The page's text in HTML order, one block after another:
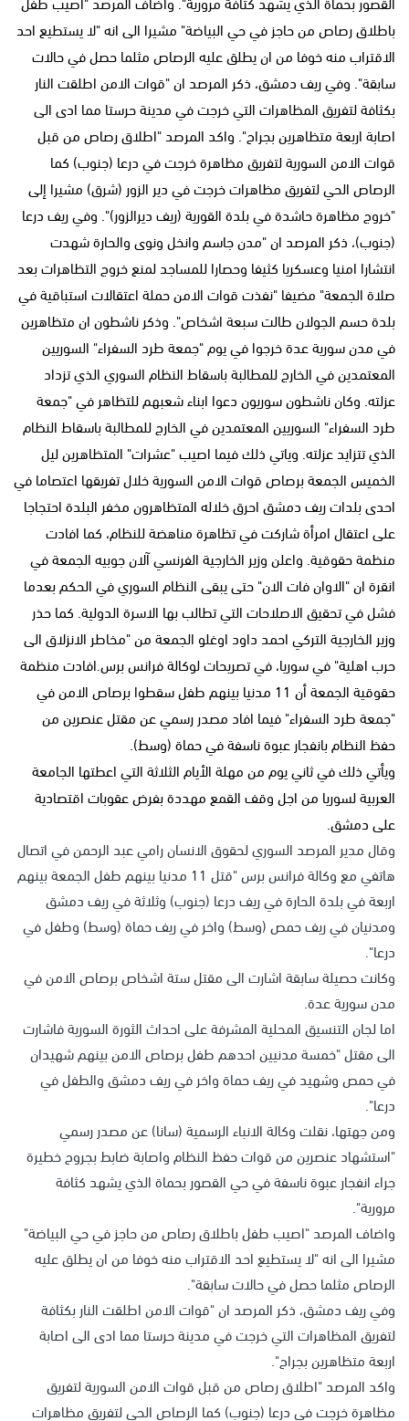
باطلاق رصاص من حاجز في حي البياضة" مشيرا الى انه "لا يستطيع احد
الاقتراب منه خوفا من ان يطلق عليه الرصاص مثلما حصل في حالات
سابقة". وفي ريف دمشق، ذكر المرصد ان "قوات الامن اطلقت النار
بكثافة لتفريق المظاهرات التي خرجت في مدينة حرستا مما ادى الى
اصابة اربعة متظاهرين بجراح". واكد المرصد "اطلاق رصاص من قبل
قوات الامن السورية لتفريق مظاهرة خرجت في درعا (جنوب) كما
الرصاص الحي لتفريق مظاهرات خرجت في دير الزور (شرق) مشيرا إلى
"خروج مظاهرة حاشدة في بلدة القورية (ريف ديرالزور)". وفي ريف درعا
(جنوب)، ذكر المرصد ان "مدن جاسم وانخل ونوى والحارة شهدت
انتشارا امنيا وعسكريا كثيفا وحصارا للمساجد لمنع خروج التظاهرات بعد
صلاة الجمعة" مضيفا "نفذت قوات الامن حملة اعتقالات استباقية في
بلدة حسم الجولان طالت سبعة اشخاص". وذكر ناشطون ان متظاهرين
في مدن سورية عدة خرجوا في يوم "جمعة طرد السفراء" السوريين
المعتمدين في الخارج للمطالبة باسقاط النظام السوري الذي تزداد
عزلته. وكان ناشطون سوريون دعوا ابناء شعبهم للتظاهر في "جمعة
طرد السفراء" السوريين المعتمدين في الخارج للمطالبة باسقاط النظام
الذي تتزايد عزلته. وياتي ذلك فيما اصيب "عشرات" المتظاهرين ليل
الخميس الجمعة برصاص قوات الامن السورية خلال تفريقها اعتصاما في
احدى بلدات ريف دمشق احرق خلاله المتظاهرون مخفر البلدة احتجاجا
على اعتقال امرأة شاركت في تظاهرة مناهضة للنظام، كما افادت
منظمة حقوقية. واعلن وزير الخارجية الفرنسي آلان جوبيه الجمعة في
انقرة ان "الاوان فات الان" حتى يبقى النظام السوري في الحكم بعدما
فشل في تحقيق الاصلاحات التي تطالب بها الاسرة الدولية. كما حذر
وزير الخارجية التركي احمد داود اوغلو الجمعة من "مخاطر الانزلاق الى
حرب اهلية" في سوريا، في تصريحات لوكالة فرانس برس.افادت منظمة
حقوقية الجمعة أن 11 مدنيا بينهم طفل سقطوا برصاص الامن في
"جمعة طرد السفراء" فيما افاد مصدر رسمي عن مقتل عنصرين من
حفظ النظام بانفجار عبوة ناسفة في حماة (وسط).
ويأتي ذلك في ثاني يوم من مهلة الأيام الثلاثة التي اعطتها الجامعة
العربية لسوريا من اجل وقف القمع مهددة بفرض عقوبات اقتصادية
على دمشق.
وقال مدير المرصد السوري لحقوق الانسان رامي عبد الرحمن في اتصال
هاتفي مع وكالة فرانس برس "قتل 11 مدنيا بينهم طفل الجمعة بينهم
اربعة في بلدة الحارة في ريف درعا (جنوب) وثلاثة في ريف دمشق
ومدنيان في ريف حمص (وسط) واخر في ريف حماة (وسط) وطفل في
درعا".
وكانت حصيلة سابقة اشارت الى مقتل ستة اشخاص برصاص الامن في
مدن سورية عدة.
اما لجان التنسيق المحلية المشرفة على احداث الثورة السورية فاشارت
الى مقتل "خمسة مدنيين احدهم طفل برصاص الامن بينهم شهيدان
في حمص وشهيد في ريف حماة واخر في ريف دمشق والطفل في
درعا".
ومن جهتها، نقلت وكالة الانباء الرسمية (سانا) عن مصدر رسمي
"استشهاد عنصرين من قوات حفظ النظام واصابة ضابط بجروح خطيرة
جراء انفجار عبوة ناسفة في حي القصور بحماة الذي يشهد كثافة
مرورية".
واضاف المرصد "اصيب طفل باطلاق رصاص من حاجز في حي البياضة"
مشيرا الى انه "لا يستطيع احد الاقتراب منه خوفا من ان يطلق عليه
الرصاص مثلما حصل في حالات سابقة".
وفي ريف دمشق، ذكر المرصد ان "قوات الامن اطلقت النار بكثافة
لتفريق المظاهرات التي خرجت في مدينة حرستا مما ادى الى اصابة
اربعة متظاهرين بجراح".
واكد المرصد "اطلاق رصاص من قبل قوات الامن السورية لتفريق
مظاهرة خرجت في درعا (جنوب) كما الرصاص الحي لتفريق مظاهرات